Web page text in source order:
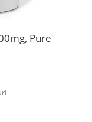
Pure